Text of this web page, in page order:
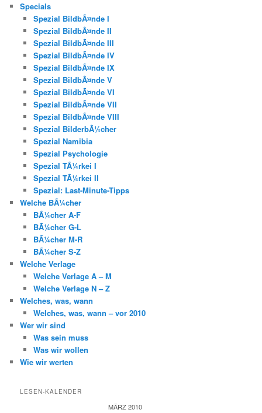
Specials
Spezial BildbÃ¤nde I
Spezial BildbÃ¤nde II
Spezial BildbÃ¤nde III
Spezial BildbÃ¤nde IV
Spezial BildbÃ¤nde IX
Spezial BildbÃ¤nde V
Spezial BildbÃ¤nde VI
Spezial BildbÃ¤nde VII
Spezial BildbÃ¤nde VIII
Spezial BilderbÃ¼cher
Spezial Namibia
Spezial Psychologie
Spezial TÃ¼rkei I
Spezial TÃ¼rkei II
Spezial: Last-Minute-Tipps
Welche BÃ¼cher
BÃ¼cher A-F
BÃ¼cher G-L
BÃ¼cher M-R
BÃ¼cher S-Z
Welche Verlage
Welche Verlage A – M
Welche Verlage N – Z
Welches, was, wann
Welches, was, wann – vor 2010
Wer wir sind
Was sein muss
Was wir wollen
Wie wir werten
LESEN-KALENDER
MÄRZ 2010